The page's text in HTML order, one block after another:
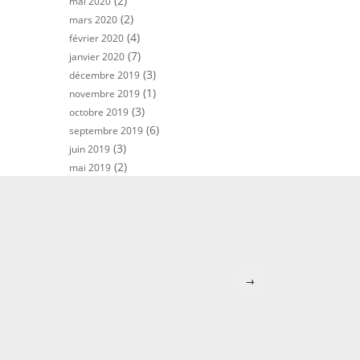
mars 2020 (2)
février 2020 (4)
janvier 2020 (7)
décembre 2019 (3)
novembre 2019 (1)
octobre 2019 (3)
septembre 2019 (6)
juin 2019 (3)
mai 2019 (2)
→